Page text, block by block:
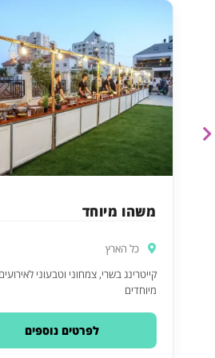
משהו מיוחד
כל הארץ
קייטרינג בשרי, צמחוני וטבעוני לאירועים
מיוחדים
לפרטים נוספים